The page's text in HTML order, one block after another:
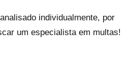
individualmente, por
um especialista em multas!